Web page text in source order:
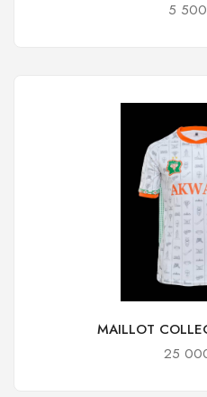
5 500
MAILLOT
25